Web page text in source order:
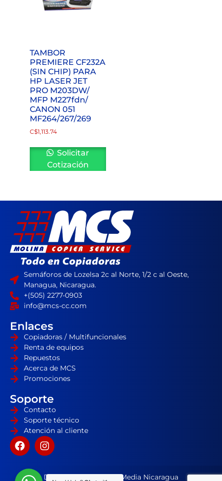
TAMBOR
PREMIERE CF232A
(SIN CHIP) PARA
HP LASER JET
PRO M203DW/
MFP M227fdn/
CANON 051
MF264/267/269
C$1,113.74
Solicitar
Cotización
Semáforos de Lozelsa 2c al Norte, 1/2 c al Oeste,
Managua, Nicaragua.
+(505) 2277-0903
info@mcs-cc.com
Enlaces
Copiadoras / Multifuncionales
Renta de equipos
Repuestos
Acerca de MCS
Promociones
Soporte
Contacto
Soporte técnico
Atención al cliente
Desarrollador por HD Media Nicaragua